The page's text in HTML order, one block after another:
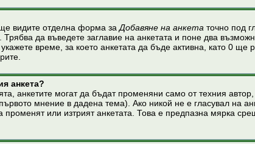
видите отделна форма за Добавяне на анкета точно под
да въведете заглавие на анкетата и поне два
време, за което анкетата да бъде активна, като 0
анкета?
анкетите могат да бъдат променяни само от техния
мнение в дадена тема). Ако никой не е гласувал на
променят или изтрият анкетата. Това е предпазна мярка